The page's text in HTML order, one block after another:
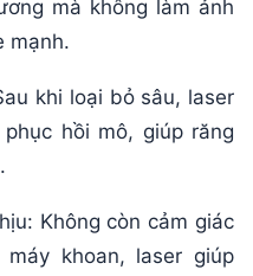
mà không làm ảnh
mạnh.
khi loại bỏ sâu, laser
hồi mô, giúp răng
Không còn cảm giác
khoan, laser giúp